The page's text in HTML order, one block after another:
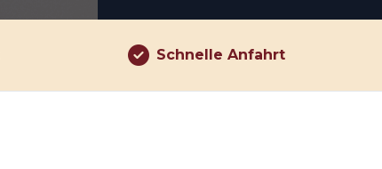
Schnelle Anfahrt